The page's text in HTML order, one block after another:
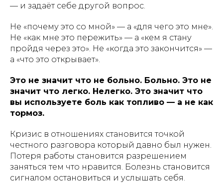
— и задаёт себе другой вопрос.
Не «почему это со мной» — а «для чего это мне».
Не «как мне это пережить» — а «кем я стану
пройдя через это». Не «когда это закончится» —
а «что это открывает».
Это не значит что не больно. Больно. Это не
значит что легко. Нелегко. Это значит что
вы используете боль как топливо — а не как
тормоз.
Кризис в отношениях становится точкой
честного разговора который давно был нужен.
Потеря работы становится разрешением
заняться тем что нравится. Болезнь становится
сигналом остановиться и услышать себя.